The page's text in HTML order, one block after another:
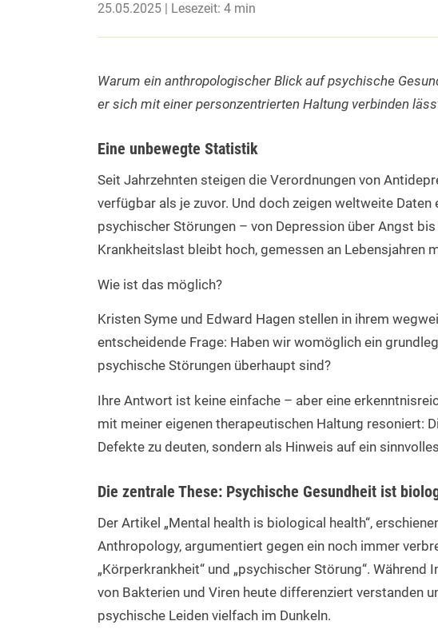
25.05.2025 | Lesezeit: 4 min
Warum ein anthropologischer Blick auf psychische
er sich mit einer personzentrierten Haltung verbinden
Eine unbewegte Statistik
Seit Jahrzehnten steigen die Verordnungen von
verfügbar als je zuvor. Und doch zeigen weltweite
psychischer Störungen – von Depression über Angst
Krankheitslast bleibt hoch, gemessen an Lebensjahren
Wie ist das möglich?
Kristen Syme und Edward Hagen stellen in ihrem
entscheidende Frage: Haben wir womöglich ein
psychische Störungen überhaupt sind?
Ihre Antwort ist keine einfache – aber eine
mit meiner eigenen therapeutischen Haltung resoniert:
Defekte zu deuten, sondern als Hinweis auf ein
Die zentrale These: Psychische Gesundheit ist
Der Artikel „Mental health is biological health“,
Anthropology, argumentiert gegen ein noch immer
„Körperkrankheit“ und „psychischer Störung“.
von Bakterien und Viren heute differenziert verstanden
psychische Leiden vielfach im Dunkeln.